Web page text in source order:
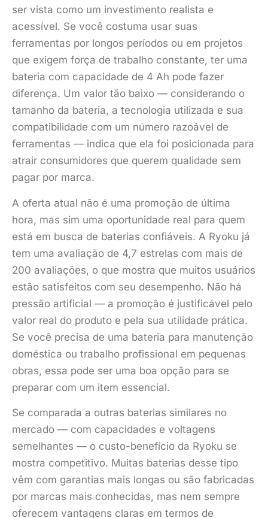
ser vista como um investimento realista e
acessível. Se você costuma usar suas
ferramentas por longos períodos ou em projetos
que exigem força de trabalho constante, ter uma
bateria com capacidade de 4 Ah pode fazer
diferença. Um valor tão baixo — considerando o
tamanho da bateria, a tecnologia utilizada e sua
compatibilidade com um número razoável de
ferramentas — indica que ela foi posicionada para
atrair consumidores que querem qualidade sem
pagar por marca.
A oferta atual não é uma promoção de última
hora, mas sim uma oportunidade real para quem
está em busca de baterias confiáveis. A Ryoku já
tem uma avaliação de 4,7 estrelas com mais de
200 avaliações, o que mostra que muitos usuários
estão satisfeitos com seu desempenho. Não há
pressão artificial — a promoção é justificável pelo
valor real do produto e pela sua utilidade prática.
Se você precisa de uma bateria para manutenção
doméstica ou trabalho profissional em pequenas
obras, essa pode ser uma boa opção para se
preparar com um item essencial.
Se comparada a outras baterias similares no
mercado — com capacidades e voltagens
semelhantes — o custo-benefício da Ryoku se
mostra competitivo. Muitas baterias desse tipo
vêm com garantias mais longas ou são fabricadas
por marcas mais conhecidas, mas nem sempre
oferecem vantagens claras em termos de